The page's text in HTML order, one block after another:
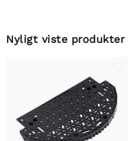
Nyligt viste produkter